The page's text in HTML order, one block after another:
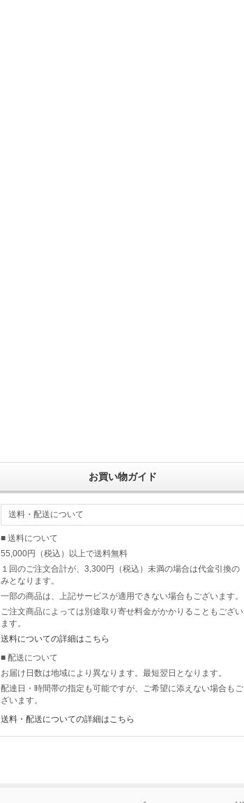
お買い物ガイド
送料・配送について
■ 送料について
55,000円（税込）以上で送料無料
１回のご注文合計が、3,300円（税込）未満の場合は代金引換の
みとなります。
一部の商品は、上記サービスが適用できない場合もございます。
ご注文商品によっては別途取り寄せ料金がかかりることもござい
ます。
送料についての詳細はこちら
■ 配送について
お届け日数は地域により異なります。最短翌日となります。
配達日・時間帯の指定も可能ですが、ご希望に添えない場合もご
ざいます。
送料・配送についての詳細はこちら